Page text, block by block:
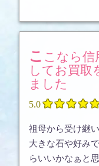
ここなら信用できる！と思い、安心
してお買取
ました
5.0     
祖母から受け継
大きな石や好み
らいいかなぁと